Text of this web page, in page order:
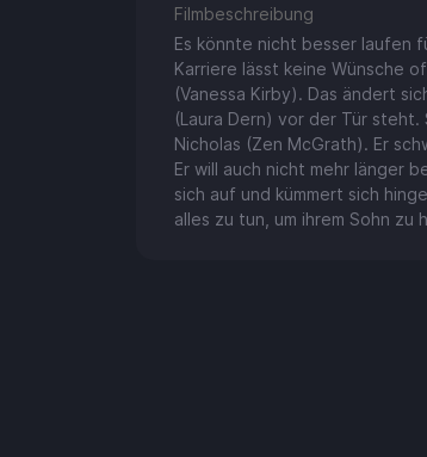
Filmbeschreibung
Es könnte nicht besser laufen
Karriere lässt keine Wünsche
(Vanessa Kirby). Das ändert
(Laura Dern) vor der Tür steht.
Nicholas (Zen McGrath). Er
Er will auch nicht mehr länger
sich auf und kümmert sich
alles zu tun, um ihrem Sohn